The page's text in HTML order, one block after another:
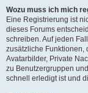
Wozu muss ich mich
Eine Registrierung ist
dieses Forums
schreiben. Auf jeden
zusätzliche Funktionen,
Avatarbilder, Private
zu Benutzergruppen
schnell erledigt ist und